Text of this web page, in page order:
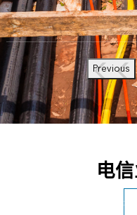
Previous
电
探